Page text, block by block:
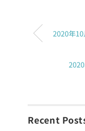
2020年
Recent